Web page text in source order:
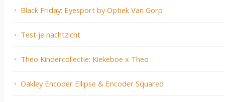
Black Friday: Eyesport by Optiek Van Gorp
Test je nachtzicht
Theo Kindercollectie: Kiekeboe x Theo
Oakley Encoder Ellipse & Encoder Squared